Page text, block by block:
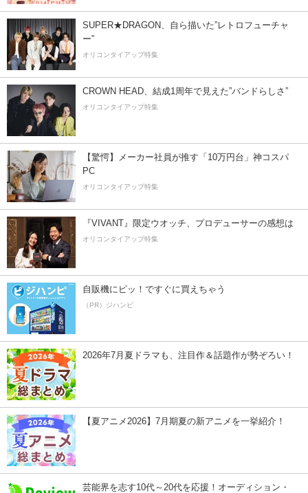
SUPER★DRAGON、自ら描いた”レトロフューチャ
ー”
オリコンタイアップ特集
CROWN HEAD、結成1周年で見えた”バンドらしさ”
オリコンタイアップ特集
【驚愕】メーカー社員が推す「10万円台」神コスパ
PC
オリコンタイアップ特集
『VIVANT』限定ウオッチ、プロデューサーの感想は
オリコンタイアップ特集
自販機にピッ！ですぐに買えちゃう
（PR）ジハンピ
2026年7月夏ドラマも、注目作＆話題作が勢ぞろい！
【夏アニメ2026】7月期夏の新アニメを一挙紹介！
芸能界を志す10代～20代を応援！オーディション・